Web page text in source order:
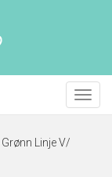
Meny
Grønn Linje V/